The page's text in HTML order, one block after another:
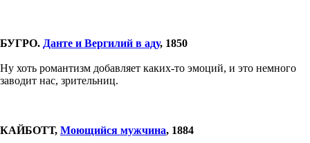
БУГРО. Данте и Вергилий в аду, 1850
Ну хоть романтизм добавляет каких-то эмоций, и это немного
заводит нас, зрительниц.
КАЙБОТТ, Моющийся мужчина, 1884